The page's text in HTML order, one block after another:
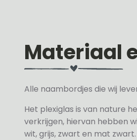
Materiaal
Alle naambordjes die wij
Het plexiglas is van nature
verkrijgen, hiervan hebben
wit, grijs, zwart en mat zwart.